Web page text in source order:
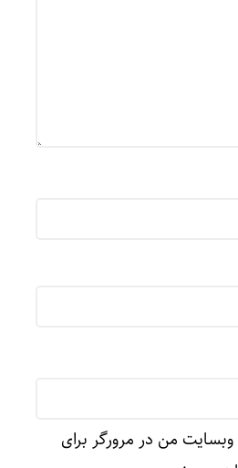
وبسایت من در مرورگر برای